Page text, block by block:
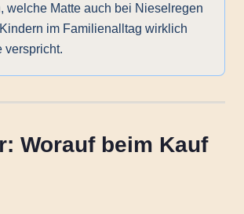
welche Matte auch bei Nieselregen
im Familienalltag wirklich
verspricht.
Worauf beim Kauf